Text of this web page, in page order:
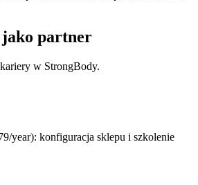
partner
w StrongBody.
year): konfiguracja sklepu i szkolenie